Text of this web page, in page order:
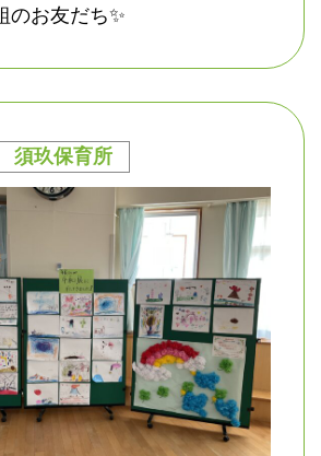
のお友だち✨
須玖保育所